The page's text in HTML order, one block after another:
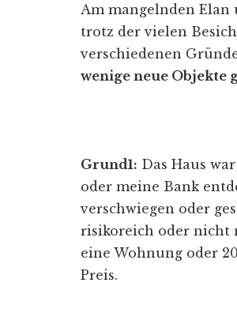
Am mangelnden Elan
trotz der vielen
verschiedenen
wenige neue Objekte
Grund1: Das Haus war
oder meine Bank
verschwiegen oder
risikoreich oder nicht
eine Wohnung oder
Preis.